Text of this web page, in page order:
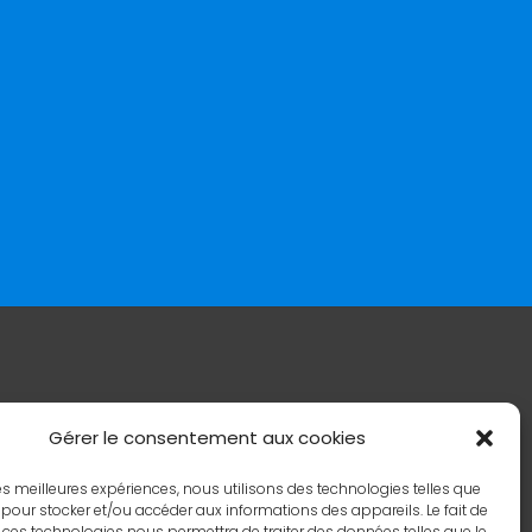
Gérer le consentement aux cookies
meilleures expériences, nous utilisons des technologies telles que
stocker et/ou accéder aux informations des appareils. Le fait de